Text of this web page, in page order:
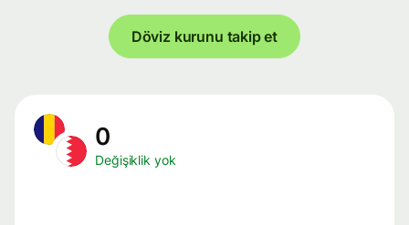
Döviz kurunu takip et
0
Değişiklik yok